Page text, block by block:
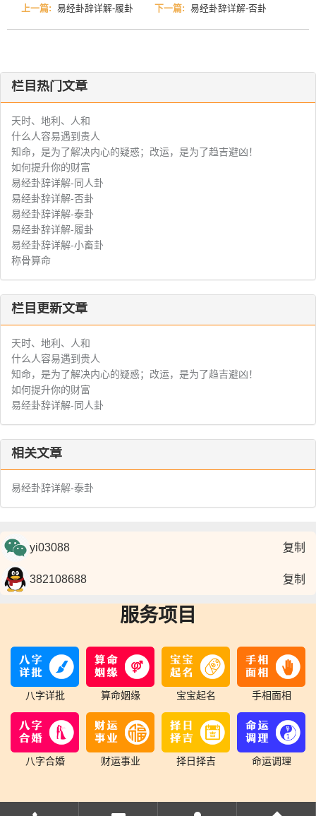
上一篇: 易经卦辞详解-履卦 下一篇: 易经卦辞详解-否卦
栏目热门文章
天时、地利、人和
什么人容易遇到贵人
知命，是为了解决内心的疑惑；改运，是为了趋吉避凶！
如何提升你的财富
易经卦辞详解-同人卦
易经卦辞详解-否卦
易经卦辞详解-泰卦
易经卦辞详解-履卦
易经卦辞详解-小畜卦
称骨算命
栏目更新文章
天时、地利、人和
什么人容易遇到贵人
知命，是为了解决内心的疑惑；改运，是为了趋吉避凶！
如何提升你的财富
易经卦辞详解-同人卦
相关文章
易经卦辞详解-泰卦
复制
复制
服务项目
八字详批 算命姻缘 宝宝起名 手相面相
八字合婚 财运事业 择日择吉 命运调理